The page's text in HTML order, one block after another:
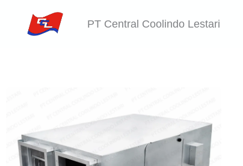
PT Central Coolindo Lestari